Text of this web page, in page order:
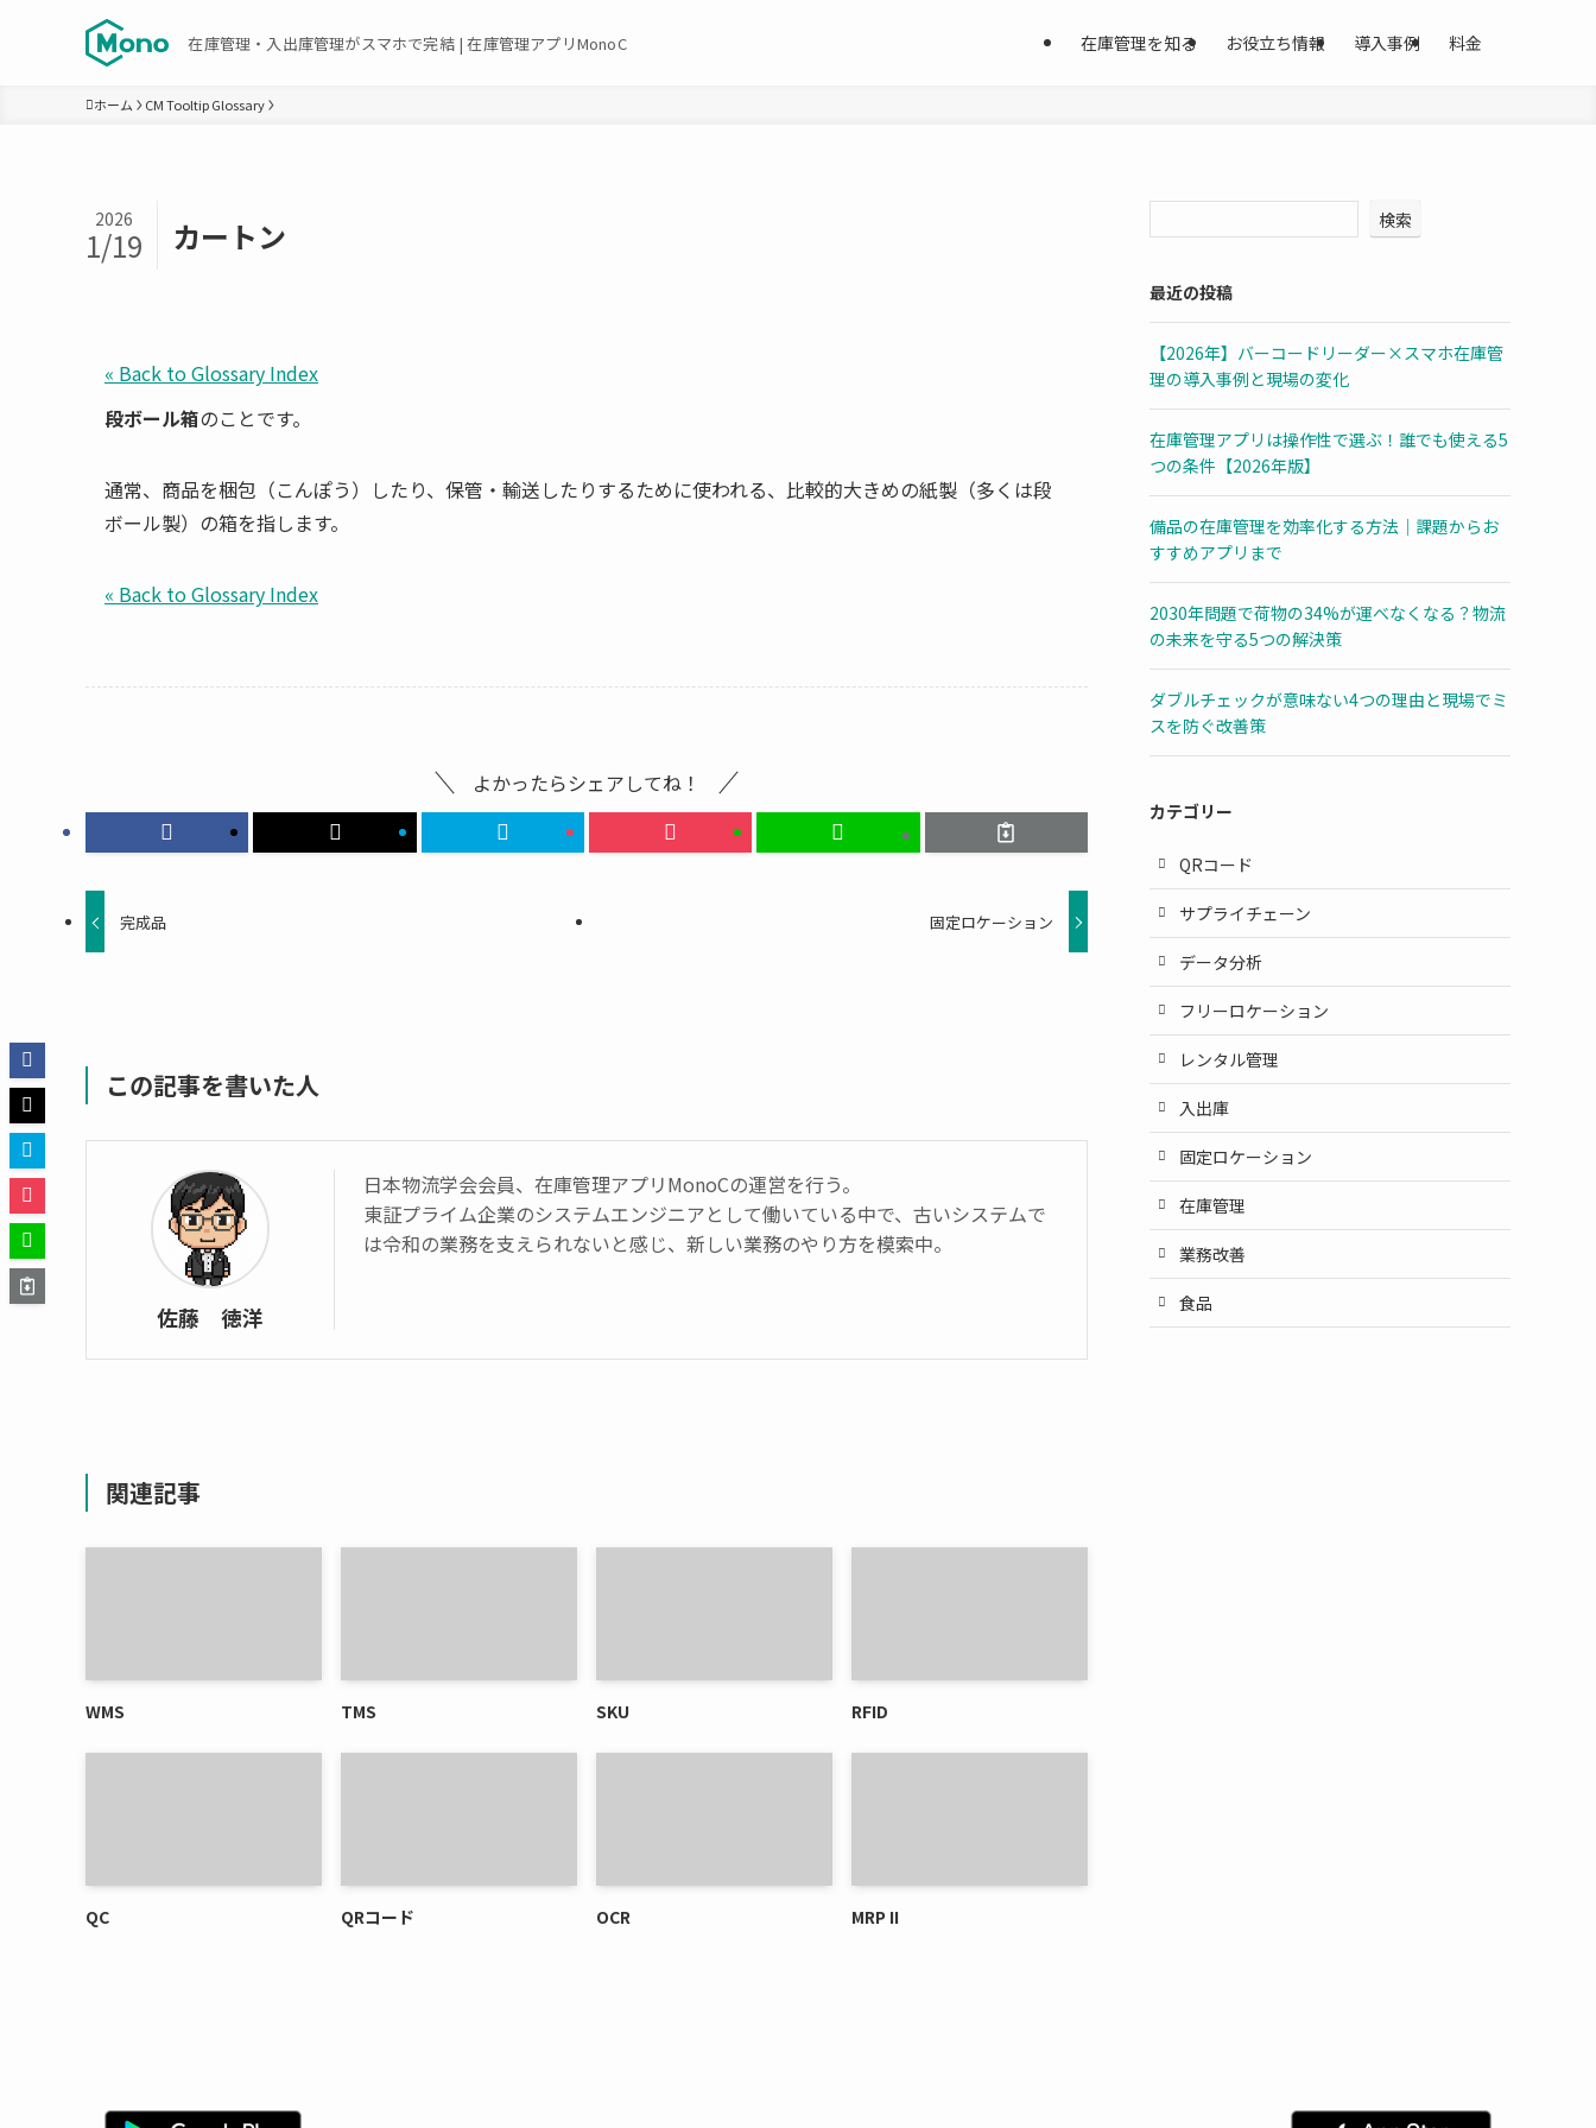
在庫管理・入出庫管理がスマホで完結 | 在庫管理アプリMonoC 在庫管理を知る お役立ち情報 導入事例 料金
ホーム CM Tooltip Glossary
カートン
2026
1/19
« Back to Glossary Index
段ボール箱のことです。
通常、商品を梱包（こんぽう）したり、保管・輸送したりするために使われる、比較的大きめの紙製（多くは段
ボール製）の箱を指します。
« Back to Glossary Index
よかったらシェアしてね！
完成品 固定ロケーション
この記事を書いた人
佐藤 徳洋
日本物流学会会員、在庫管理アプリMonoCの運営を行う。
東証プライム企業のシステムエンジニアとして働いている中で、古いシステムで
は令和の業務を支えられないと感じ、新しい業務のやり方を模索中。
関連記事
WMS TMS SKU RFID
QC QRコード OCR MRP II
検索
最近の投稿
【2026年】バーコードリーダー×スマホ在庫管
理の導入事例と現場の変化
在庫管理アプリは操作性で選ぶ！誰でも使える5
つの条件【2026年版】
備品の在庫管理を効率化する方法｜課題からお
すすめアプリまで
2030年問題で荷物の34%が運べなくなる？物流
の未来を守る5つの解決策
ダブルチェックが意味ない4つの理由と現場でミ
スを防ぐ改善策
カテゴリー
QRコード
サプライチェーン
データ分析
フリーロケーション
レンタル管理
入出庫
固定ロケーション
在庫管理
業務改善
食品